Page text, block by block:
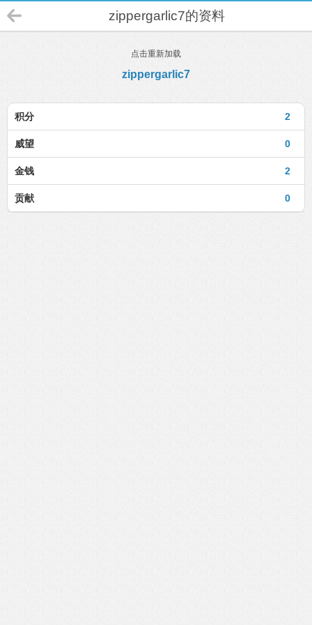
zippergarlic7的资料
点击重新加载
zippergarlic7
2
积分
0
威望
2
金钱
0
贡献